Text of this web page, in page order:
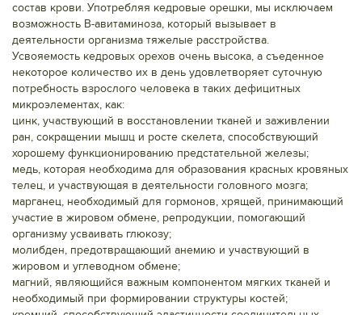
состав крови. Употребляя кедровые орешки, мы исключаем
возможность В-авитаминоза, который вызывает в
деятельности организма тяжелые расстройства.
Усвояемость кедровых орехов очень высока, а съеденное
некоторое количество их в день удовлетворяет суточную
потребность взрослого человека в таких дефицитных
микроэлементах, как:
цинк, участвующий в восстановлении тканей и заживлении
ран, сокращении мышц и росте скелета, способствующий
хорошему функционированию предстательной железы;
медь, которая необходима для образования красных кровяных
телец, и участвующая в деятельности головного мозга;
марганец, необходимый для гормонов, хрящей, принимающий
участие в жировом обмене, репродукции, помогающий
организму усваивать глюкозу;
молибден, предотвращающий анемию и участвующий в
жировом и углеводном обмене;
магний, являющийся важным компонентом мягких тканей и
необходимый при формировании структуры костей;